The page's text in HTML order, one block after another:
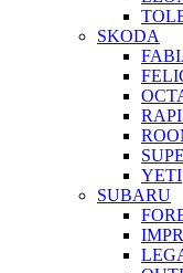
SKODA
YETI
SUBARU